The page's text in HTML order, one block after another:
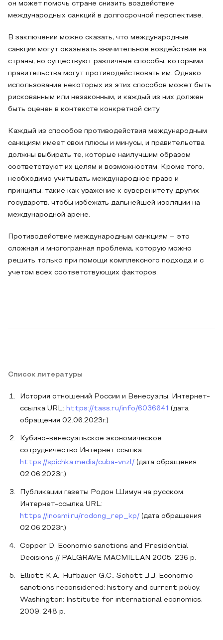
он может помочь стране снизить воздействие
международных санкций в долгосрочной перспективе.
В заключении можно сказать, что международные
санкции могут оказывать значительное воздействие на
страны, но существуют различные способы, которыми
правительства могут противодействовать им. Однако
использование некоторых из этих способов может быть
рискованным или незаконным, и каждый из них должен
быть оценен в контексте конкретной ситу
Каждый из способов противодействия международным
санкциям имеет свои плюсы и минусы, и правительства
должны выбирать те, которые наилучшим образом
соответствуют их целям и возможностям. Кроме того,
необходимо учитывать международное право и
принципы, такие как уважение к суверенитету других
государств, чтобы избежать дальнейшей изоляции на
международной арене.
Противодействие международным санкциям – это
сложная и многогранная проблема, которую можно
решить только при помощи комплексного подхода и с
учетом всех соответствующих факторов.
Список литературы
История отношений России и Венесуэлы. Интернет-
ссылка URL: https://tass.ru/info/6036641 (дата
обращения 02.06.2023г.)
Кубино-венесуэльское экономическое
сотрудничество Интернет ссылка:
https://spichka.media/cuba-vnzl/ (дата обращения
02.06.2023г.)
Публикации газеты Родон Шимун на русском.
Интернет-ссылка URL:
https://inosmi.ru/rodong_rep_kp/ (дата обращения
02.06.2023г.)
Copper D. Economic sanctions and Presidential
Decisions // PALGRAVE MACMILLAN 2005. 236 p.
Elliott K.A., Hufbauer G.C., Schott J.J. Economic
sanctions reconsidered: history and current policy.
Washington: Institute for international economics,
2009. 248 p.